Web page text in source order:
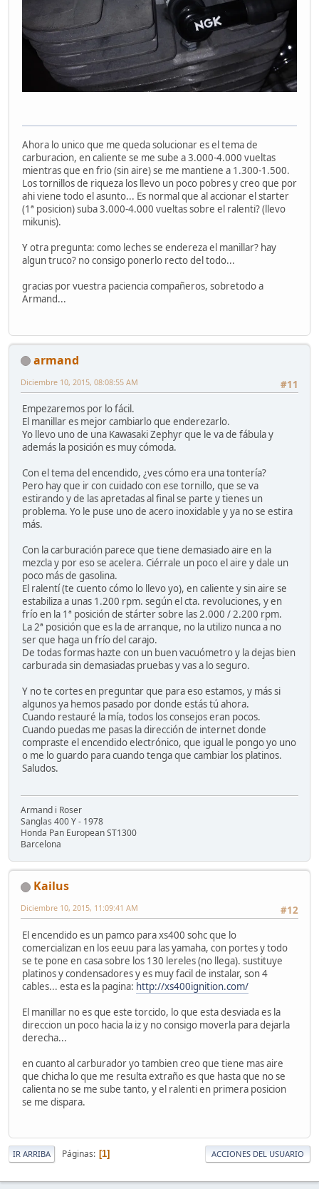
Ahora lo unico que me queda solucionar es el tema de
carburacion, en caliente se me sube a 3.000-4.000 vueltas
mientras que en frio (sin aire) se me mantiene a 1.300-1.500.
Los tornillos de riqueza los llevo un poco pobres y creo que por
ahi viene todo el asunto... Es normal que al accionar el starter
(1ª posicion) suba 3.000-4.000 vueltas sobre el ralenti? (llevo
mikunis).
Y otra pregunta: como leches se endereza el manillar? hay
algun truco? no consigo ponerlo recto del todo...
gracias por vuestra paciencia compañeros, sobretodo a
Armand...
armand
#11
Diciembre 10, 2015, 08:08:55 AM
Empezaremos por lo fácil.
El manillar es mejor cambiarlo que enderezarlo.
Yo llevo uno de una Kawasaki Zephyr que le va de fábula y
además la posición es muy cómoda.
Con el tema del encendido, ¿ves cómo era una tontería?
Pero hay que ir con cuidado con ese tornillo, que se va
estirando y de las apretadas al final se parte y tienes un
problema. Yo le puse uno de acero inoxidable y ya no se estira
más.
Con la carburación parece que tiene demasiado aire en la
mezcla y por eso se acelera. Ciérrale un poco el aire y dale un
poco más de gasolina.
El ralentí (te cuento cómo lo llevo yo), en caliente y sin aire se
estabiliza a unas 1.200 rpm. según el cta. revoluciones, y en
frío en la 1ª posición de stárter sobre las 2.000 / 2.200 rpm.
La 2ª posición que es la de arranque, no la utilizo nunca a no
ser que haga un frío del carajo.
De todas formas hazte con un buen vacuómetro y la dejas bien
carburada sin demasiadas pruebas y vas a lo seguro.
Y no te cortes en preguntar que para eso estamos, y más si
algunos ya hemos pasado por donde estás tú ahora.
Cuando restauré la mía, todos los consejos eran pocos.
Cuando puedas me pasas la dirección de internet donde
compraste el encendido electrónico, que igual le pongo yo uno
o me lo guardo para cuando tenga que cambiar los platinos.
Saludos.
Armand i Roser
Sanglas 400 Y - 1978
Honda Pan European ST1300
Barcelona
Kailus
#12
Diciembre 10, 2015, 11:09:41 AM
El encendido es un pamco para xs400 sohc que lo
comercializan en los eeuu para las yamaha, con portes y todo
se te pone en casa sobre los 130 lereles (no llega). sustituye
platinos y condensadores y es muy facil de instalar, son 4
cables... esta es la pagina: http://xs400ignition.com/
El manillar no es que este torcido, lo que esta desviada es la
direccion un poco hacia la iz y no consigo moverla para dejarla
derecha...
en cuanto al carburador yo tambien creo que tiene mas aire
que chicha lo que me resulta extraño es que hasta que no se
calienta no se me sube tanto, y el ralenti en primera posicion
se me dispara.
IR ARRIBA Páginas 1 ACCIONES DEL USUARIO